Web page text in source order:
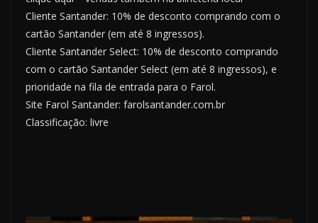
Cliente Santander: 10% de desconto comprando com o
cartão Santander (em até 8 ingressos).
Cliente Santander Select: 10% de desconto comprando
com o cartão Santander Select (em até 8 ingressos), e
prioridade na fila de entrada para o Farol.
Site Farol Santander: farolsantander.com.br
Classificação: livre